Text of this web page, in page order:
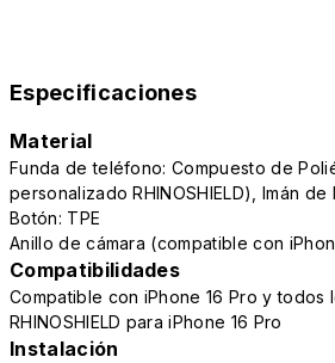
Especificaciones
Material
Funda de teléfono: Compuesto de
personalizado RHINOSHIELD), Imán de
Botón: TPE
Anillo de cámara (compatible con
Compatibilidades
Compatible con iPhone 16 Pro y todos
RHINOSHIELD para iPhone 16 Pro
Instalación